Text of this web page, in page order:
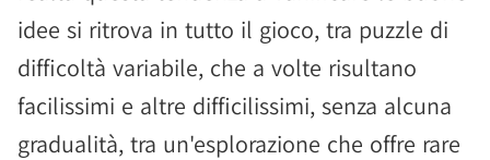
idee si ritrova in tutto il gioco, tra puzzle di
difficoltà variabile, che a volte risultano
facilissimi e altre difficilissimi, senza alcuna
gradualità, tra un'esplorazione che offre rare